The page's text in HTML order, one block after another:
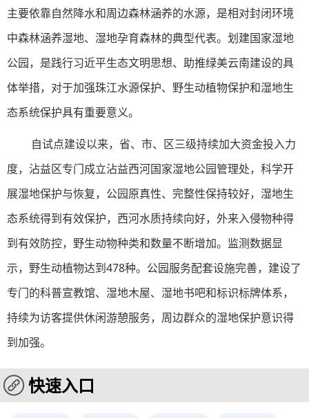
主要依靠自然降水和周边森林涵养的水源，是相对封闭环境
中森林涵养湿地、湿地孕育森林的典型代表。划建国家湿地
公园，是践行习近平生态文明思想、助推绿美云南建设的具
体举措，对于加强珠江水源保护、野生动植物保护和湿地生
态系统保护具有重要意义。
自试点建设以来，省、市、区三级持续加大资金投入力
度，沾益区专门成立沾益西河国家湿地公园管理处，科学开
展湿地保护与恢复，公园原真性、完整性保持较好，湿地生
态系统得到有效保护，西河水质持续向好，外来入侵物种得
到有效防控，野生动物种类和数量不断增加。监测数据显
示，野生动植物达到478种。公园服务配套设施完善，建设了
专门的科普宣教馆、湿地木屋、湿地书吧和标识标牌体系，
持续为访客提供休闲游憩服务，周边群众的湿地保护意识得
到加强。
快速入口